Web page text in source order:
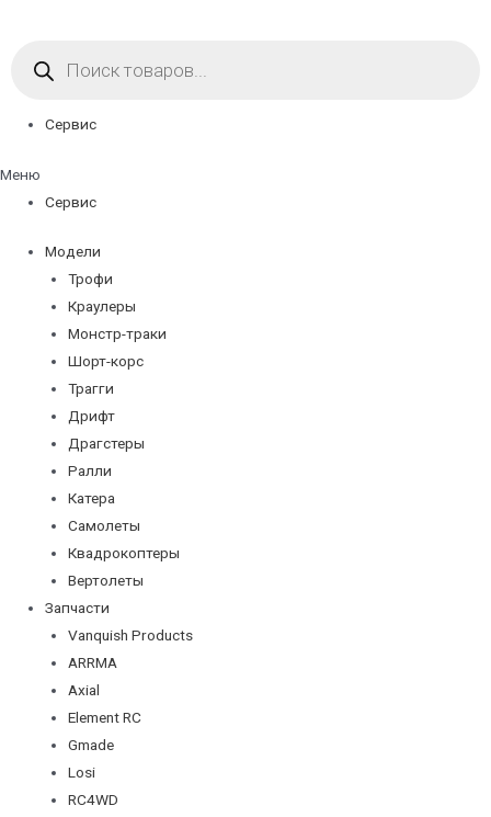
товаров
Сервис
Меню
Сервис
Модели
Трофи
Краулеры
Монстр-траки
Шорт-корс
Трагги
Дрифт
Драгстеры
Ралли
Катера
Самолеты
Квадрокоптеры
Вертолеты
Запчасти
Vanquish Products
ARRMA
Axial
Element RC
Gmade
Losi
RC4WD